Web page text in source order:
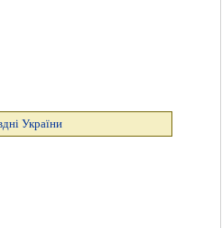
України